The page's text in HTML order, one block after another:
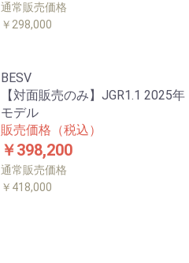
通常販売価格
￥298,000
BESV
【対面販売のみ】JGR1.1 2025年
モデル
販売価格（税込）
￥398,200
通常販売価格
￥418,000